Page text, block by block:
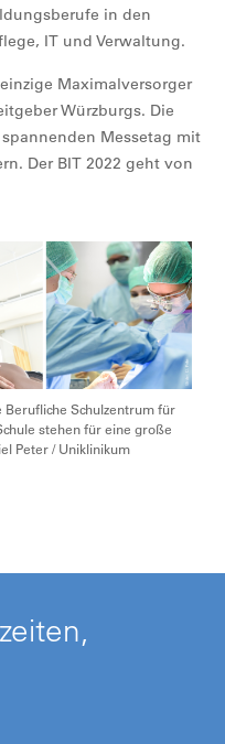
in den
IT und Verwaltung.
Maximalversorger
Würzburgs. Die
Messetag mit
Der BIT 2022 geht von
Berufliche Schulzentrum für
stehen für eine große
Peter / Uniklinikum